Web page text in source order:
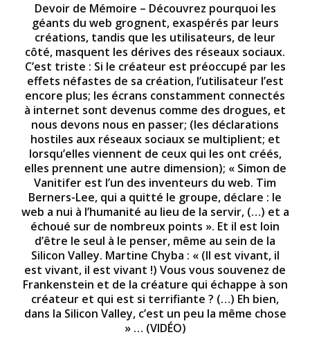
Devoir de Mémoire – Découvrez pourquoi les
géants du web grognent, exaspérés par leurs
créations, tandis que les utilisateurs, de leur
côté, masquent les dérives des réseaux sociaux.
C’est triste : Si le créateur est préoccupé par les
effets néfastes de sa création, l’utilisateur l’est
encore plus; les écrans constamment connectés
à internet sont devenus comme des drogues, et
nous devons nous en passer; (les déclarations
hostiles aux réseaux sociaux se multiplient; et
lorsqu’elles viennent de ceux qui les ont créés,
elles prennent une autre dimension); « Simon de
Vanitifer est l’un des inventeurs du web. Tim
Berners-Lee, qui a quitté le groupe, déclare : le
web a nui à l’humanité au lieu de la servir, (…) et a
échoué sur de nombreux points ». Et il est loin
d’être le seul à le penser, même au sein de la
Silicon Valley. Martine Chyba : « (Il est vivant, il
est vivant, il est vivant !) Vous vous souvenez de
Frankenstein et de la créature qui échappe à son
créateur et qui est si terrifiante ? (…) Eh bien,
dans la Silicon Valley, c’est un peu la même chose
» … (VIDÉO)